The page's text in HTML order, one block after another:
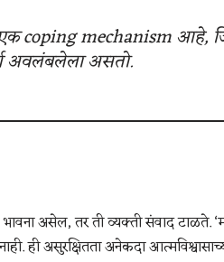
coping mechanism आहे,
अवलंबलेला असतो.
असेल, तर ती व्यक्ती संवाद टाळते.
ही असुरक्षितता अनेकदा